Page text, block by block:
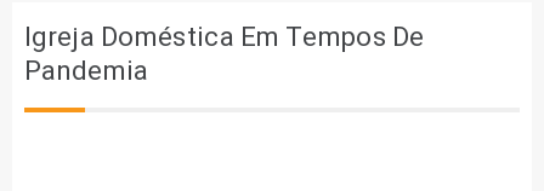
Igreja Doméstica Em Tempos De
Pandemia